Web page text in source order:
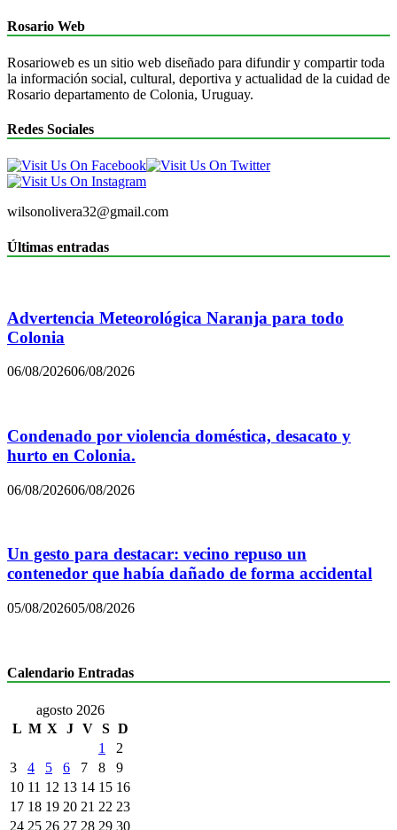
Rosario Web
Rosarioweb es un sitio web diseñado para difundir y compartir toda
la información social, cultural, deportiva y actualidad de la cuidad de
Rosario departamento de Colonia, Uruguay.
Redes Sociales
wilsonolivera32@gmail.com
Últimas entradas
Advertencia Meteorológica Naranja para todo
Colonia
06/08/202606/08/2026
Condenado por violencia doméstica, desacato y
hurto en Colonia.
06/08/202606/08/2026
Un gesto para destacar: vecino repuso un
contenedor que había dañado de forma accidental
05/08/202605/08/2026
Calendario Entradas
agosto 2026
L M X J V S D
1
2
3
4 5 6 7 8
9
10 11 12 13 14 15 16
17 18 19 20 21 22 23
24 25 26 27 28 29 30